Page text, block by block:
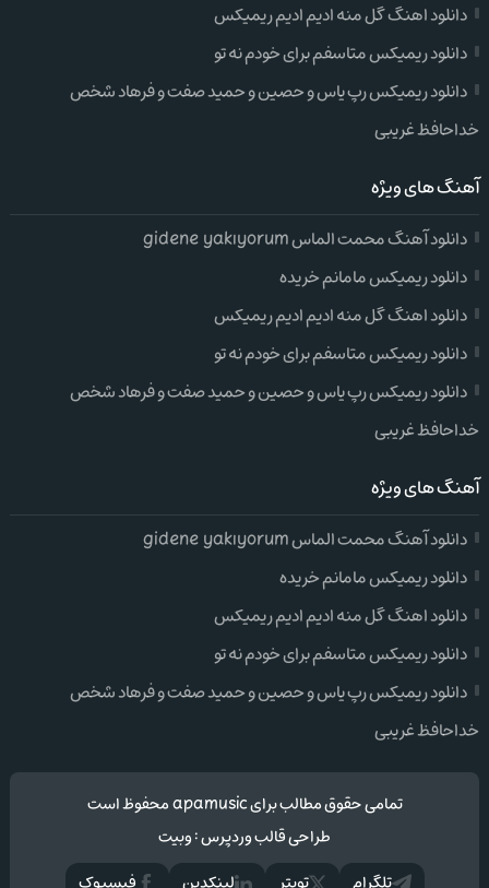
دانلود اهنگ گل منه ادیم ادیم ریمیکس
دانلود ریمیکس متاسفم برای خودم نه تو
دانلود ریمیکس رپ یاس و حصین و حمید صفت و فرهاد شخص
خداحافظ غریبی
آهنگ های ویژه
دانلود آهنگ محمت الماس gidene yakıyorum
دانلود ریمیکس مامانم خریده
دانلود اهنگ گل منه ادیم ادیم ریمیکس
دانلود ریمیکس متاسفم برای خودم نه تو
دانلود ریمیکس رپ یاس و حصین و حمید صفت و فرهاد شخص
خداحافظ غریبی
آهنگ های ویژه
دانلود آهنگ محمت الماس gidene yakıyorum
دانلود ریمیکس مامانم خریده
دانلود اهنگ گل منه ادیم ادیم ریمیکس
دانلود ریمیکس متاسفم برای خودم نه تو
دانلود ریمیکس رپ یاس و حصین و حمید صفت و فرهاد شخص
خداحافظ غریبی
تمامی حقوق مطالب برای apamusic محفوظ است
طراحی قالب وردپرس:وبیت